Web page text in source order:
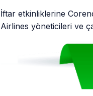
İftar etkinliklerine
Airlines yöneticileri ve